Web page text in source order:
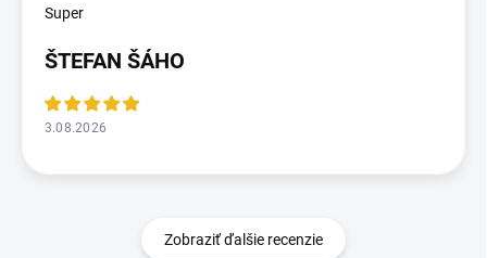
Super
ŠTEFAN ŠÁHO
3.08.2026
Zobraziť ďalšie recenzie